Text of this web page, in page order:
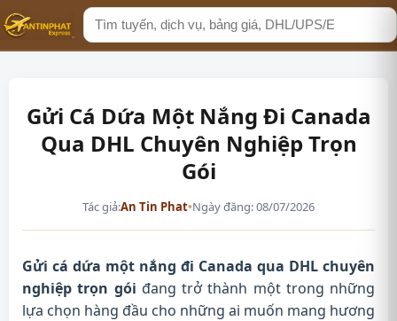
Tìm
kiếm
Gửi Cá Dứa Một Nắng Đi Canada
Qua DHL Chuyên Nghiệp Trọn
Gói
Tác giả:An Tin Phat•Ngày đăng: 08/07/2026
Gửi cá dứa một nắng đi Canada qua DHL chuyên
nghiệp trọn gói đang trở thành một trong những
lựa chọn hàng đầu cho những ai muốn mang hương